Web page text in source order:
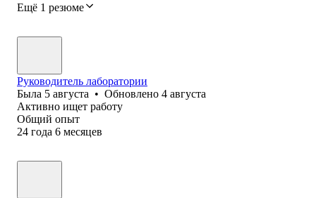
Ещё 1 резюме
Руководитель лаборатории
Была 5 августа • Обновлено 4 августа
Активно ищет работу
Общий опыт
24 года 6 месяцев